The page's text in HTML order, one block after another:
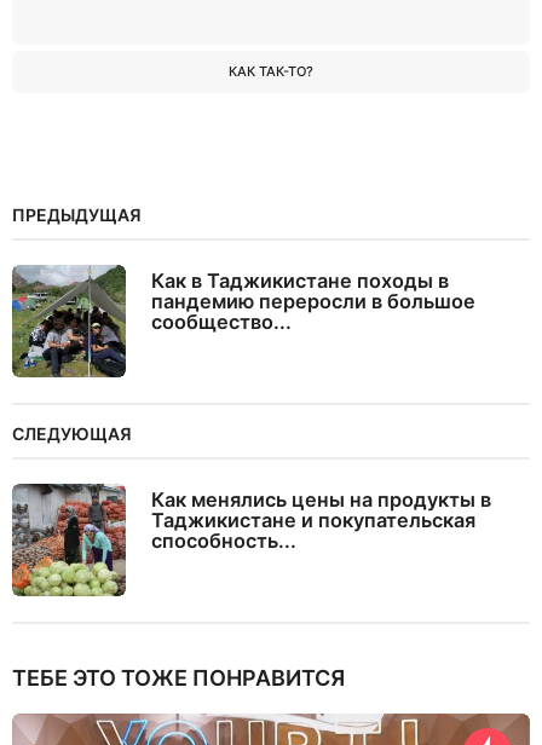
КАК ТАК-ТО?
ПРЕДЫДУЩАЯ
Как в Таджикистане походы в
пандемию переросли в большое
сообщество...
СЛЕДУЮЩАЯ
Как менялись цены на продукты в
Таджикистане и покупательская
способность...
ТЕБЕ ЭТО ТОЖЕ ПОНРАВИТСЯ